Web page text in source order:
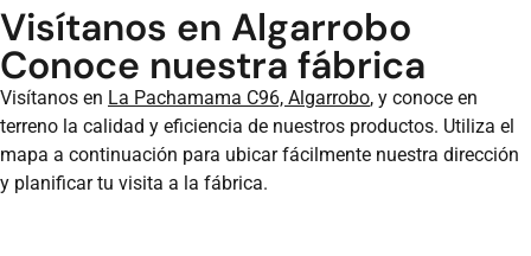
Visítanos en Algarrobo
Conoce nuestra fábrica
Visítanos en La Pachamama C96, Algarrobo, y conoce en
terreno la calidad y eficiencia de nuestros productos. Utiliza el
mapa a continuación para ubicar fácilmente nuestra dirección
y planificar tu visita a la fábrica.